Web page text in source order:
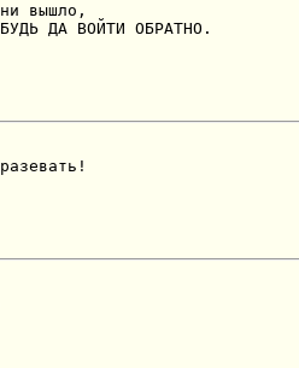
вышло,
ДА ВОЙТИ ОБРАТНО.